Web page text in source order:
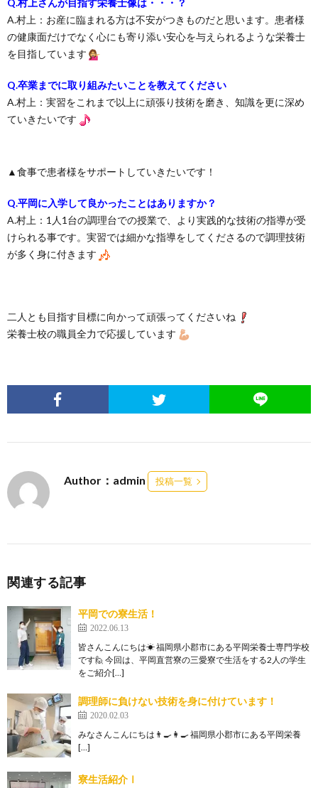
Q.村上さんが目指す栄養士像は・・・？
A.村上：お産に臨まれる方は不安がつきものだと思います。患者様
の健康面だけでなく心にも寄り添い安心を与えられるような栄養士
を目指しています
Q.卒業までに取り組みたいことを教えてください
A.村上：実習をこれまで以上に頑張り技術を磨き、知識を更に深め
ていきたいです
▲食事で患者様をサポートしていきたいです！
Q.平岡に入学して良かったことはありますか？
A.村上：1人1台の調理台での授業で、より実践的な技術の指導が受
けられる事です。実習では細かな指導をしてくださるので調理技術
が多く身に付きます
二人とも目指す目標に向かって頑張ってくださいね
栄養士校の職員全力で応援しています
Author：admin 投稿一覧
関連する記事
平岡での寮生活！
2022.06.13
皆さんこんにちは☀ 福岡県小郡市にある平岡栄養士専門学校
です🙋 今回は、平岡直営寮の三愛寮で生活をする2人の学生
をご紹介[…]
調理師に負けない技術を身に付けています！
2020.02.03
みなさんこんにちは👨‍🍳👩‍🍳 福岡県小郡市にある平岡栄養
[…]
寮生活紹介Ⅰ